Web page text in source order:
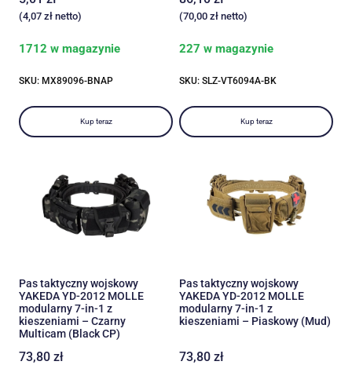
(4,07 zł netto)
1712 w magazynie
SKU: MX89096-BNAP
Kup teraz
(70,00 zł netto)
227 w magazynie
SKU: SLZ-VT6094A-BK
Kup teraz
Pas taktyczny wojskowy
YAKEDA YD-2012 MOLLE
modularny 7-in-1 z
kieszeniami – Czarny
Multicam (Black CP)
73,80 zł
Pas taktyczny wojskowy
YAKEDA YD-2012 MOLLE
modularny 7-in-1 z
kieszeniami – Piaskowy (Mud)
73,80 zł